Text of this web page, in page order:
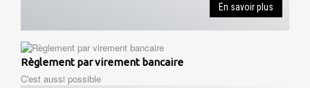
En savoir plus
Règlement par virement bancaire
C'est aussi possible